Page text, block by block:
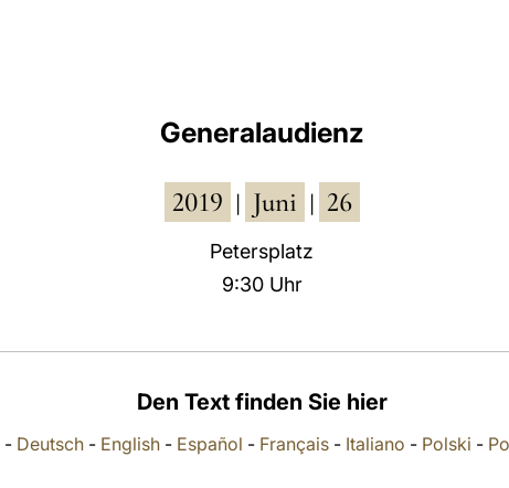
Generalaudienz
2019 Juni 26
Petersplatz
9:30 Uhr
Den Text finden Sie hier
- Deutsch - English - Español - Français - Italiano - Polski -